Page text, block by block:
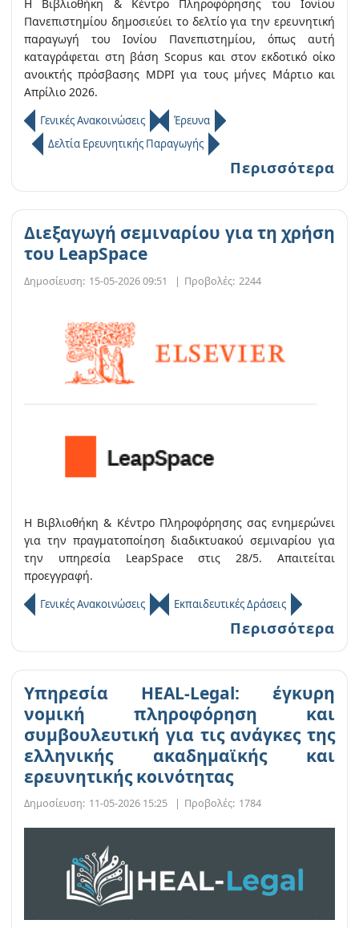
Η Βιβλιοθήκη & Κέντρο Πληροφόρησης του Ιονίου
Πανεπιστημίου δημοσιεύει το δελτίο για την ερευνητική
παραγωγή του Ιονίου Πανεπιστημίου, όπως αυτή
καταγράφεται στη βάση Scopus και στον εκδοτικό οίκο
ανοικτής πρόσβασης MDPI για τους μήνες Μάρτιο και
Απρίλιο 2026.
Γενικές Ανακοινώσεις
Έρευνα
Δελτία Ερευνητικής Παραγωγής
Περισσότερα
Διεξαγωγή σεμιναρίου για τη χρήση
του LeapSpace
Δημοσίευση: 15-05-2026 09:51 | Προβολές: 2244
Η Βιβλιοθήκη & Κέντρο Πληροφόρησης σας ενημερώνει
για την πραγματοποίηση διαδικτυακού σεμιναρίου για
την υπηρεσία LeapSpace στις 28/5. Απαιτείται
προεγγραφή.
Γενικές Ανακοινώσεις Εκπαιδευτικές Δράσεις
Περισσότερα
Υπηρεσία HEAL-Legal: έγκυρη
νομική πληροφόρηση και
συμβουλευτική για τις ανάγκες της
ελληνικής ακαδημαϊκής και
ερευνητικής κοινότητας
Δημοσίευση: 11-05-2026 15:25 | Προβολές: 1784